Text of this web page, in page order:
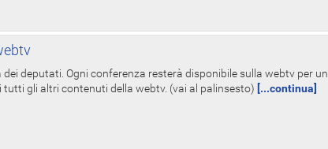
deputati. Ogni conferenza resterà disponibile sulla webtv per un
gli altri contenuti della webtv. (vai al palinsesto) [...continua]